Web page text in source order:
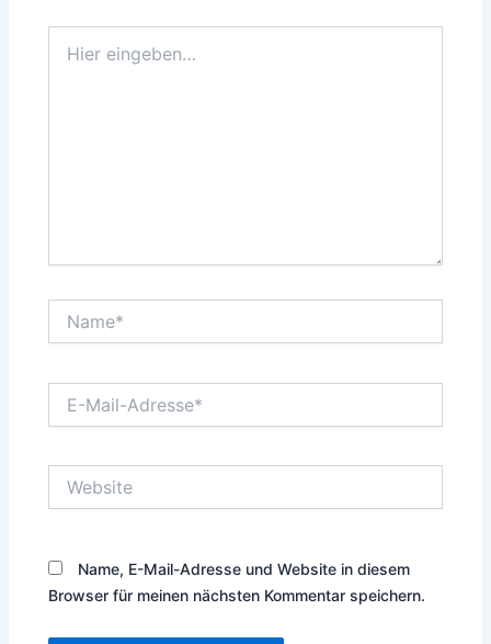
eingeben…
Mail-
Name, E-Mail-Adresse und Website in diesem
Browser für meinen nächsten Kommentar speichern.